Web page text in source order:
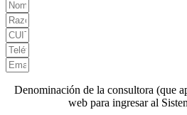
Denominación de la consultora (que
web para ingresar al